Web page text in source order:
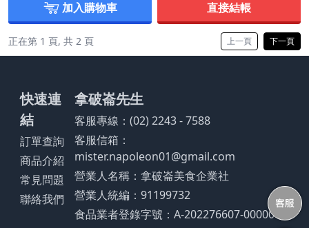
加入購物車 直接結帳
正在第 1 頁, 共 2 頁 上一頁 下一頁
快速連
結
訂單查詢
商品介紹
常見問題
聯絡我們
拿破崙先生
客服專線：(02) 2243 - 7588
客服信箱：
mister.napoleon01@gmail.com
營業人名稱：拿破崙美食企業社
營業人統編：91199732
食品業者登錄字號：A-202276607-00000-9